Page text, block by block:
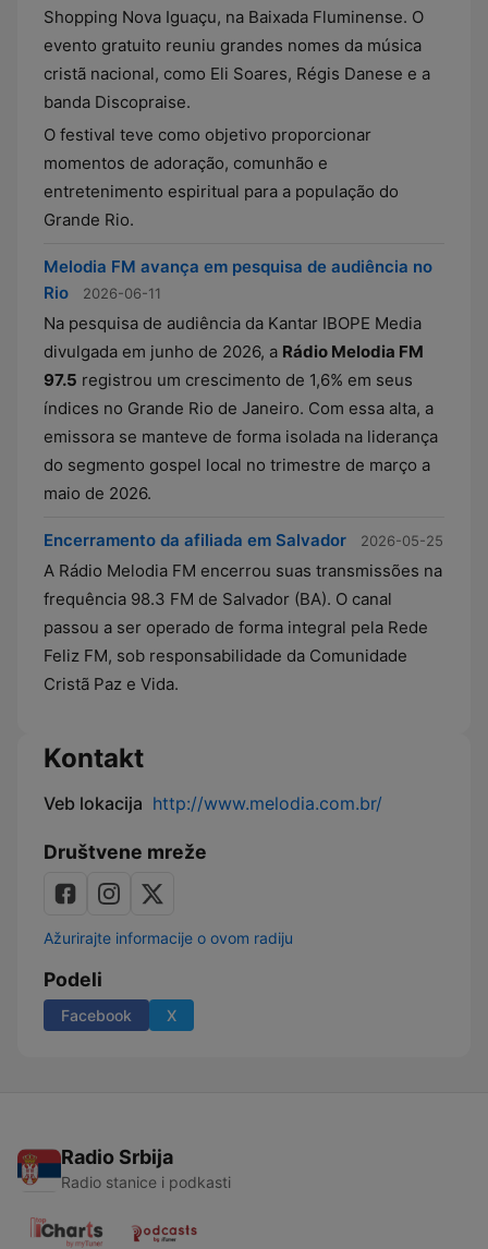
Shopping Nova Iguaçu, na Baixada Fluminense. O
evento gratuito reuniu grandes nomes da música
cristã nacional, como Eli Soares, Régis Danese e a
banda Discopraise.
O festival teve como objetivo proporcionar
momentos de adoração, comunhão e
entretenimento espiritual para a população do
Grande Rio.
Melodia FM avança em pesquisa de audiência no
Rio
2026-06-11
Na pesquisa de audiência da Kantar IBOPE Media
divulgada em junho de 2026, a Rádio Melodia FM
97.5 registrou um crescimento de 1,6% em seus
índices no Grande Rio de Janeiro. Com essa alta, a
emissora se manteve de forma isolada na liderança
do segmento gospel local no trimestre de março a
maio de 2026.
Encerramento da afiliada em Salvador 2026-05-25
A Rádio Melodia FM encerrou suas transmissões na
frequência 98.3 FM de Salvador (BA). O canal
passou a ser operado de forma integral pela Rede
Feliz FM, sob responsabilidade da Comunidade
Cristã Paz e Vida.
Kontakt
Veb lokacija http://www.melodia.com.br/
Društvene mreže
Ažurirajte informacije o ovom radiju
Podeli
Facebook X
Radio Srbija
Radio stanice i podkasti